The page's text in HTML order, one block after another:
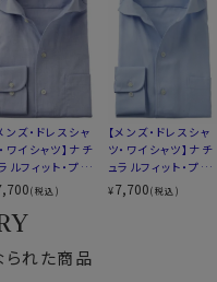
な衿ロールが出るよ
の高い商品であり
。
在宅・出勤といっ
シャツといえるでし
す！
88・L-90cm・全１
ンズ・ドレスシャ
ワイシャツ】ナチ
ルフィット・プレ
ムコットン・形態
定・オックスフォー
イタリアンカラ
ワイドカラー・第
タンあり
(税込)
【メンズ・ドレスシャ
ツ・ワイシャツ】ナチ
ュラルフィット・プレ
ミアムコットン・形態
安定・イタリアンカ
¥7,700(税込)
られた商品